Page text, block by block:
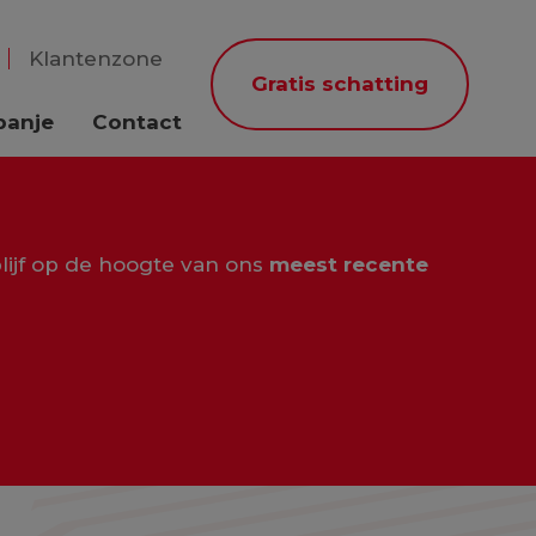
Klantenzone
Contact
Gratis schatting
op de hoogte van ons meest recente